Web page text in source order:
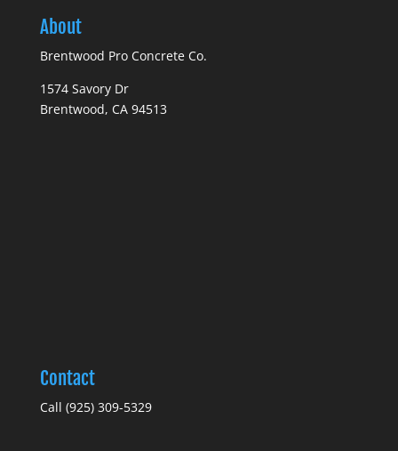
About
Brentwood Pro Concrete Co.
1574 Savory Dr
Brentwood, CA 94513
Contact
Call (925) 309-5329